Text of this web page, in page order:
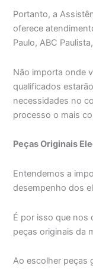
Portanto, a
oferece
Paulo, ABC
Não importa onde
qualificados
necessidades no
processo o mais
Peças Originais
Entendemos a
desempenho dos
É por isso que nos
peças originais da
Ao escolher peças